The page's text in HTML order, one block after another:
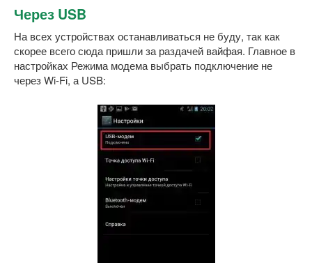
Через USB
На всех устройствах останавливаться не буду, так как
скорее всего сюда пришли за раздачей вайфая. Главное в
настройках Режима модема выбрать подключение не
через Wi-Fi, а USB: